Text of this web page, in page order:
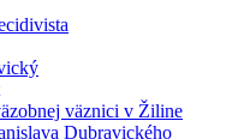
väznici v Žiline
Dubravického